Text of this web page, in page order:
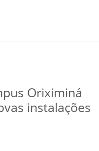
Oriximiná
instalações